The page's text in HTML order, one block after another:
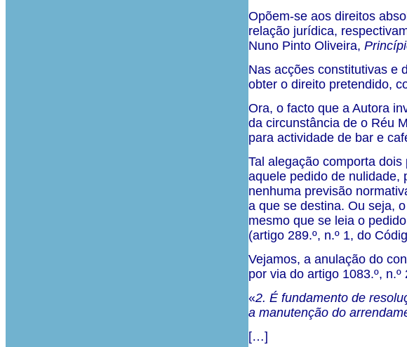
Opõem-se aos direitos
relação jurídica,
Nuno Pinto Oliveira,
Nas acções constitutivas e
obter o direito pretendido,
Ora, o facto que a Autora
da circunstância de o Réu
para actividade de bar e
Tal alegação comporta
aquele pedido de nulidade,
nenhuma previsão
a que se destina. Ou seja,
mesmo que se leia o
(artigo 289.º, n.º 1, do
Vejamos, a anulação do
por via do artigo 1083.º,
«2. É fundamento de
a manutenção do
[…]